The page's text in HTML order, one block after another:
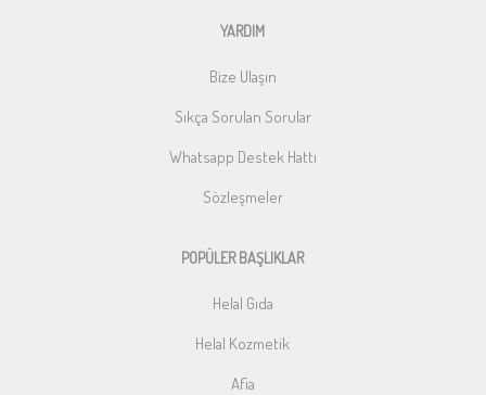
YARDIM
Bize Ulaşın
Sıkça Sorulan Sorular
Whatsapp Destek Hattı
Sözleşmeler
POPÜLER BAŞLIKLAR
Helal Gıda
Helal Kozmetik
Afia